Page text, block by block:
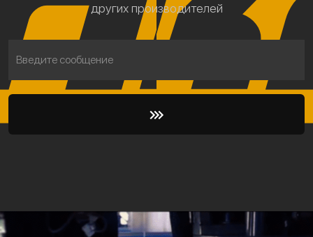
других производителей
Введите сообщение